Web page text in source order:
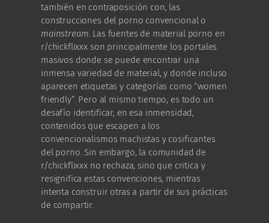
también en contraposición con, las
construcciones del porno convencional o
mainstream . Las fuentes de material porno en
r/chickflixxx son principalmente los portales
masivos donde se puede encontrar una
inmensa variedad de material, y donde incluso
aparecen etiquetas y categorías como “women
friendly”. Pero al mismo tiempo, es todo un
desafío identificar, en esa inmensidad,
contenidos que escapen a los
convencionalismos machistas y cosificantes
del porno. Sin embargo, la comunidad de
r/chickflixxx no rechaza, sino que critica y
resignifica estas convenciones, mientras
intenta construir otras a partir de sus prácticas
de compartir.